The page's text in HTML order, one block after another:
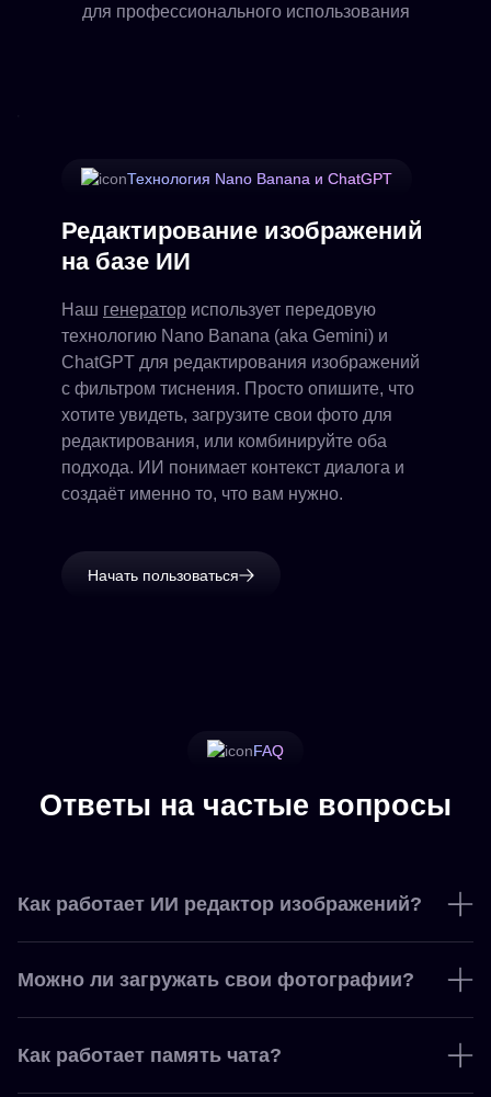
для профессионального использования
Технология Nano Banana и ChatGPT
Редактирование изображений
на базе ИИ
Наш генератор использует передовую
технологию Nano Banana (aka Gemini) и
ChatGPT для редактирования изображений
с фильтром тиснения. Просто опишите, что
хотите увидеть, загрузите свои фото для
редактирования, или комбинируйте оба
подхода. ИИ понимает контекст диалога и
создаёт именно то, что вам нужно.
Начать пользоваться
FAQ
Ответы на частые вопросы
Как работает ИИ редактор изображений?
Можно ли загружать свои фотографии?
Как работает память чата?